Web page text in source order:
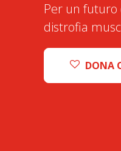
Per un
distrofia
DONA